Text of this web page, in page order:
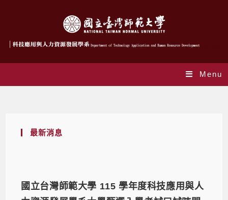
Menu
最新消息
國立台灣師範大學 115 學年度科技應用與人